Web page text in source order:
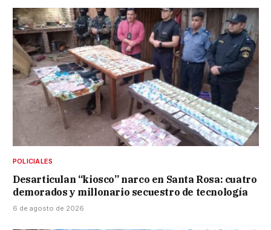
POLICIALES
Desarticulan “kiosco” narco en Santa Rosa: cuatro
demorados y millonario secuestro de tecnología
6 de agosto de 2026